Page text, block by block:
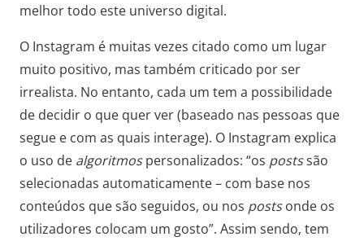
melhor todo este universo digital.
O Instagram é muitas vezes citado como um lugar
muito positivo, mas também criticado por ser
irrealista. No entanto, cada um tem a possibilidade
de decidir o que quer ver (baseado nas pessoas que
segue e com as quais interage). O Instagram explica
o uso de algoritmospersonalizados: “os postssão
selecionadas automaticamente – com base nos
conteúdos que são seguidos, ou nos postsonde os
utilizadores colocam um gosto”. Assim sendo, tem